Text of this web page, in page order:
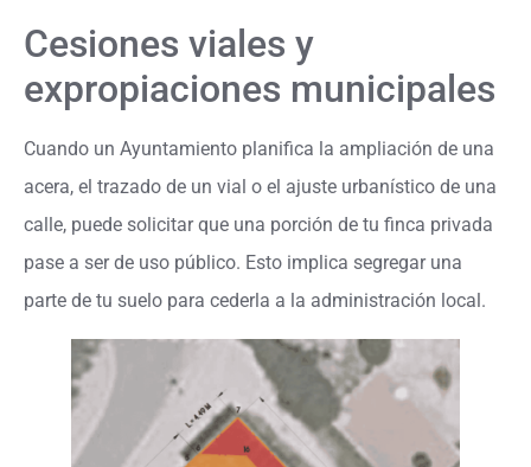
Cesiones viales y
expropiaciones municipales
Cuando un Ayuntamiento planifica la ampliación de una
acera, el trazado de un vial o el ajuste urbanístico de una
calle, puede solicitar que una porción de tu finca privada
pase a ser de uso público. Esto implica segregar una
parte de tu suelo para cederla a la administración local.